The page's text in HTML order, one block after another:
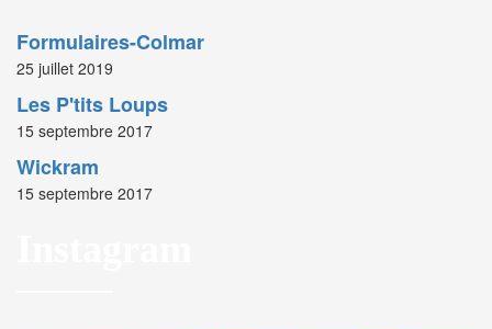
Formulaires-Colmar
25 juillet 2019
Les P'tits Loups
15 septembre 2017
Wickram
15 septembre 2017